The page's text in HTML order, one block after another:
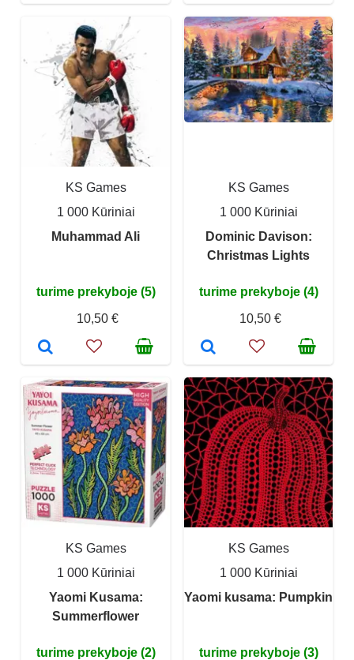
KS Games
1 000 Kūriniai
Muhammad Ali
turime prekyboje (5)
10,50 €
KS Games
1 000 Kūriniai
Dominic Davison:
Christmas Lights
turime prekyboje (4)
10,50 €
KS Games
1 000 Kūriniai
Yaomi Kusama:
Summerflower
turime prekyboje (2)
KS Games
1 000 Kūriniai
Yaomi kusama: Pumpkin
turime prekyboje (3)